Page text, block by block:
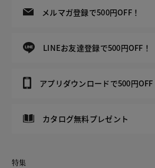
メルマガ登録で500円OFF！
LINEお友達登録で500円OFF！
アプリダウンロードで500円OFF
カタログ無料プレゼント
特集